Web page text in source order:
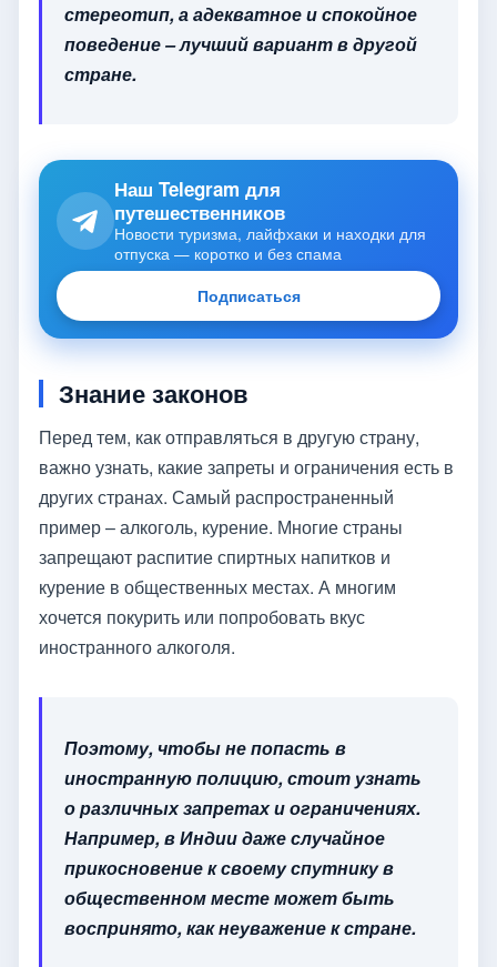
стереотип, а адекватное и спокойное
поведение – лучший вариант в другой
стране.
Наш Telegram для
путешественников
Новости туризма, лайфхаки и находки для
отпуска — коротко и без спама
Подписаться
Знание законов
Перед тем, как отправляться в другую страну,
важно узнать, какие запреты и ограничения есть в
других странах. Самый распространенный
пример – алкоголь, курение. Многие страны
запрещают распитие спиртных напитков и
курение в общественных местах. А многим
хочется покурить или попробовать вкус
иностранного алкоголя.
Поэтому, чтобы не попасть в
иностранную полицию, стоит узнать
о различных запретах и ограничениях.
Например, в Индии даже случайное
прикосновение к своему спутнику в
общественном месте может быть
воспринято, как неуважение к стране.